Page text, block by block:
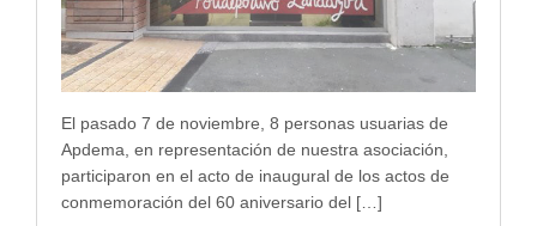
El pasado 7 de noviembre, 8 personas usuarias de
Apdema, en representación de nuestra asociación,
participaron en el acto de inaugural de los actos de
conmemoración del 60 aniversario del […]